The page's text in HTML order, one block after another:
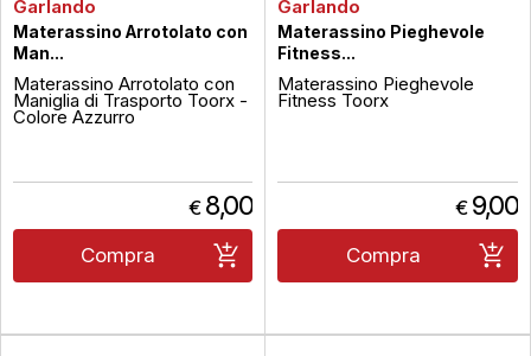
Garlando
Materassino Arrotolato con
Man...
Materassino Arrotolato con
Maniglia di Trasporto Toorx -
Colore Azzurro
€ 8,00
Compra
Garlando
Materassino Pieghevole
Fitness...
Materassino Pieghevole
Fitness Toorx
€ 9,00
Compra